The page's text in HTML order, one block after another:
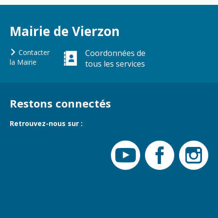
Refuge canin
Marchés
Économie et
commerce
Réseau de
Mairie de Vierzon
Contacter
la Mairie
Coordonnées de
tous les services
Restons connectés
Retrouvez-nous sur :